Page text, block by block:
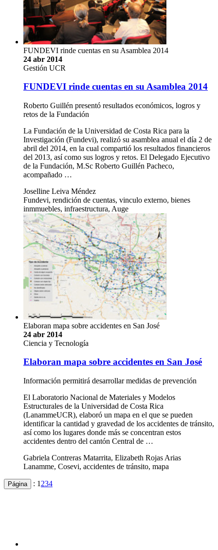
FUNDEVI rinde cuentas en su Asamblea 2014
24 abr 2014
Gestión UCR
FUNDEVI rinde cuentas en su Asamblea 2014
Roberto Guillén presentó resultados económicos, logros y
retos de la Fundación
La Fundación de la Universidad de Costa Rica para la
Investigación (Fundevi), realizó su asamblea anual el día 2 de
abril del 2014, en la cual compartió los resultados financieros
del 2013, así como sus logros y retos. El Delegado Ejecutivo
de la Fundación, M.Sc Roberto Guillén Pacheco,
acompañado …
Joselline Leiva Méndez
Fundevi, rendición de cuentas, vinculo externo, bienes
inmmuebles, infraestructura, Auge
Elaboran mapa sobre accidentes en San José
24 abr 2014
Ciencia y Tecnología
Elaboran mapa sobre accidentes en San José
Información permitirá desarrollar medidas de prevención
El Laboratorio Nacional de Materiales y Modelos
Estructurales de la Universidad de Costa Rica
(LanammeUCR), elaboró un mapa en el que se pueden
identificar la cantidad y gravedad de los accidentes de tránsito,
así como los lugares donde más se concentran estos
accidentes dentro del cantón Central de …
Gabriela Contreras Matarrita, Elizabeth Rojas Arias
Lanamme, Cosevi, accidentes de tránsito, mapa
Página : 1 234